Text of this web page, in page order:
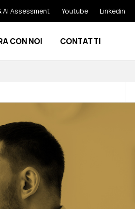
AI Assessment Youtube Linkedin
Show submenu for Chi siamo
CON NOI CONTATTI